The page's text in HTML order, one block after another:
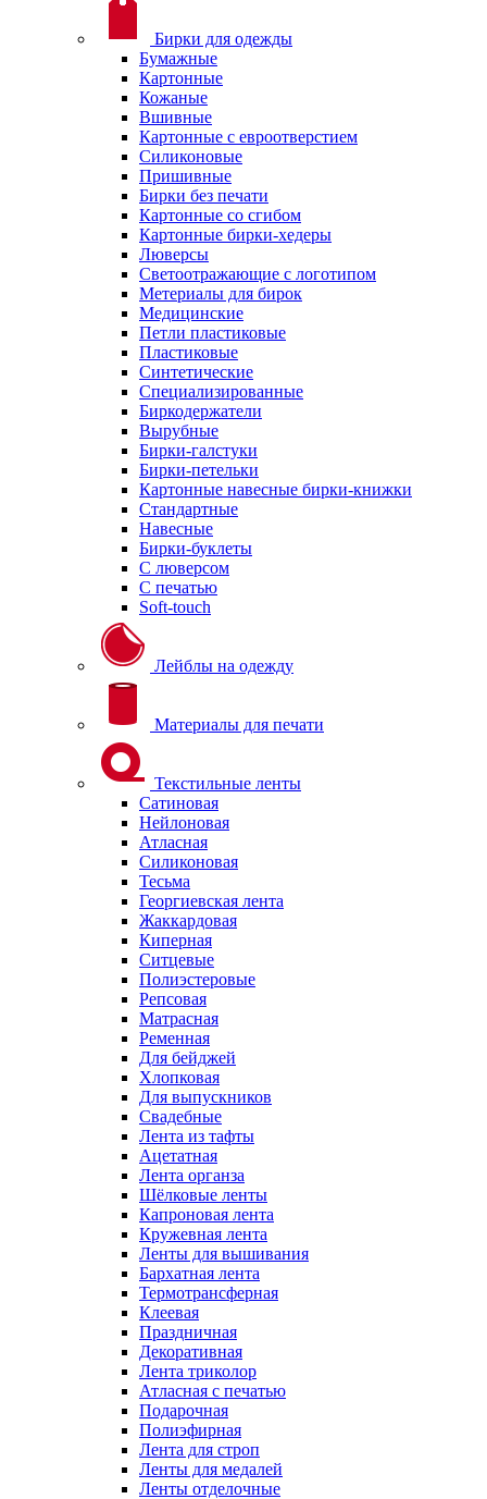
Бирки для одежды
Бумажные
Картонные
Кожаные
Вшивные
Картонные с евроотверстием
Силиконовые
Пришивные
Бирки без печати
Картонные со сгибом
Картонные бирки-хедеры
Люверсы
Светоотражающие с логотипом
Метериалы для бирок
Медицинские
Петли пластиковые
Пластиковые
Синтетические
Специализированные
Биркодержатели
Вырубные
Бирки-галстуки
Бирки-петельки
Картонные навесные бирки-книжки
Стандартные
Навесные
Бирки-буклеты
С люверсом
С печатью
Soft-touch
Лейблы на одежду
Материалы для печати
Текстильные ленты
Сатиновая
Нейлоновая
Атласная
Силиконовая
Тесьма
Георгиевская лента
Жаккардовая
Киперная
Ситцевые
Полиэстеровые
Репсовая
Матрасная
Ременная
Для бейджей
Хлопковая
Для выпускников
Свадебные
Лента из тафты
Ацетатная
Лента органза
Шёлковые ленты
Капроновая лента
Кружевная лента
Ленты для вышивания
Бархатная лента
Термотрансферная
Клеевая
Праздничная
Декоративная
Лента триколор
Атласная с печатью
Подарочная
Полиэфирная
Лента для строп
Ленты для медалей
Ленты отделочные